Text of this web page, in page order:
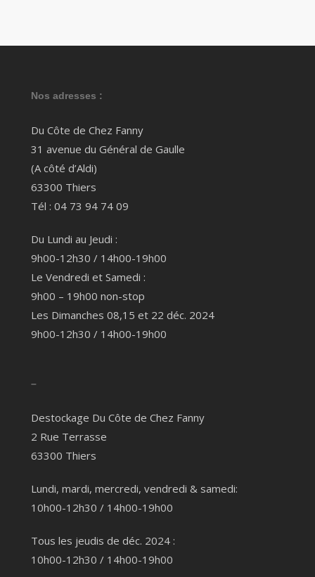
Nos adresses :
Du Côte de Chez Fanny
31 avenue du Général de Gaulle
(A côté d’Aldi)
63300 Thiers
Tél : 04 73 94 74 09
Du Lundi au Jeudi :
9h00-12h30 / 14h00-19h00
Le Vendredi et Samedi :
9h00 – 19h00 non-stop
Les Dimanches 08,15 et 22 déc. 2024
9h00-12h30 / 14h00-19h00
–
Destockage Du Côte de Chez Fanny
2 Rue Terrasse
63300 Thiers
Lundi, mardi, mercredi, vendredi & samedi:
10h00-12h30 / 14h00-19h00
Tous les jeudis de déc. 2024 :
10h00-12h30 / 14h00-19h00